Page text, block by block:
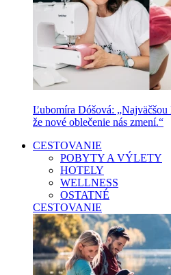
Ľubomíra Dóšová:
že nové oblečenie nás zmení.“
CESTOVANIE
POBYTY A VÝLETY
HOTELY
WELLNESS
OSTATNÉ
CESTOVANIE